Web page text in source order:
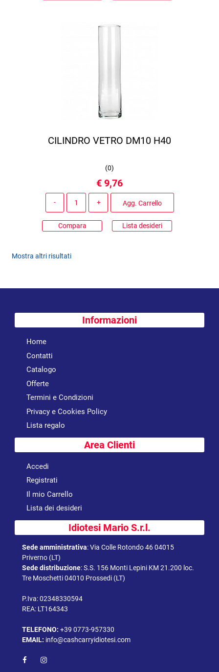
CILINDRO VETRO DM10 H40
(0)
€ 9,76
Agg. Carrello
Compara Lista desideri
Mostra altri risultati
Informazioni
Home
Contatti
Catalogo
Offerte
Termini e Condizioni
Privacy e Cookies Policy
Lista regalo
Area Clienti
Accedi
Registrati
Il mio Carrello
Lista dei desideri
Idiotesi Mario S.r.l.
Sede amministrativa:Via Colle Rotondo 46 04015
Priverno (LT)
Sede distribuzione:S.S. 156 Monti Lepini KM 21.200 loc.
Tre Moschetti 04010 Prossedi (LT)
P.Iva: 02348330594
REA: LT164343
TELEFONO: +39 0773-957330
EMAIL: info@cashcarryidiotesi.com